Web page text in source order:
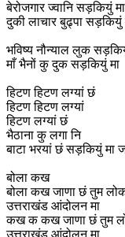
बेरोजगार ज्वानि सड़कियुं मा
दुकी लाचार बुढ्पा सड़कियुं
भविष्य नौन्याल लुक
माँ भैनों कु दुक सड़कियुं मा
हिटण हिटण लग्यां छं
हिटण हिटण लग्यां
हिटण लग्यां छं
भैठाना कु लगा नि
बाटा भरयां छं सड़कियुं मा
बोला कख
बोला कख जाणा छं तुम
उत्तराखंड आंदोलन मा
कख क कख जाणा छं तुम